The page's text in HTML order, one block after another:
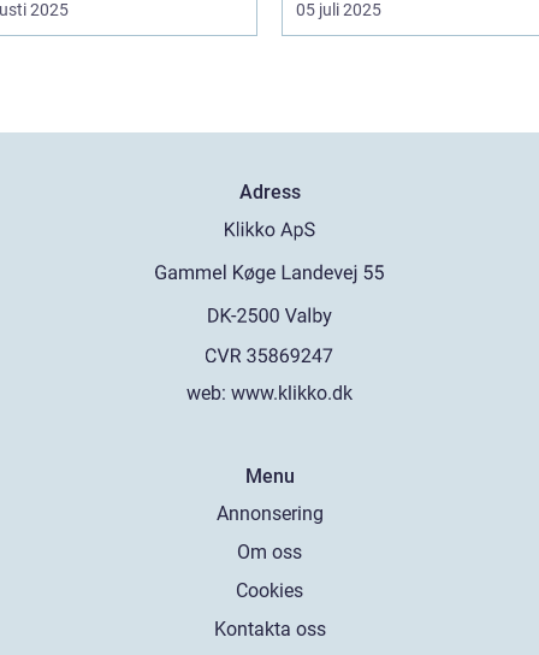
2025 05 juli 2025
Adress
web: www.klikko.dk
Menu
Annonsering
Om oss
Cookies
Kontakta oss